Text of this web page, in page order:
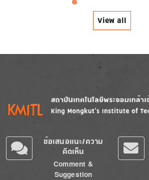
View all
Image
ข้อเสนอแนะ/ความ
คิดเห็น
Comment &
Suggestion